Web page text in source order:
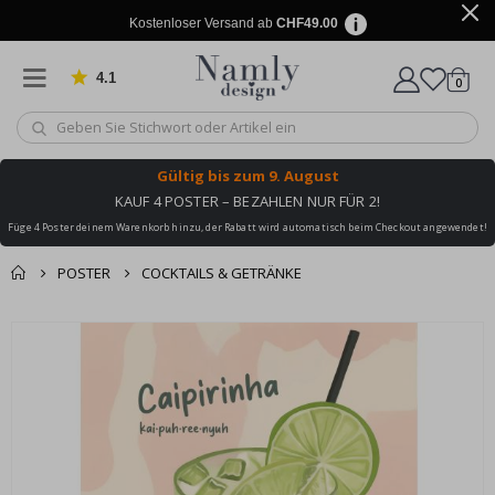
Kostenloser Versand ab CHF49.00
4.1 von 1025 Bewertungen
Wagen
0
Gültig bis zum 9. August
KAUF 4 POSTER – BEZAHLEN NUR FÜR 2!
Füge 4 Poster deinem Warenkorb hinzu, der Rabatt wird automatisch beim Checkout angewendet!
POSTER COCKTAILS & GETRÄNKE
Zusammen gekaufte
Einkaufswagen
Zur Kasse